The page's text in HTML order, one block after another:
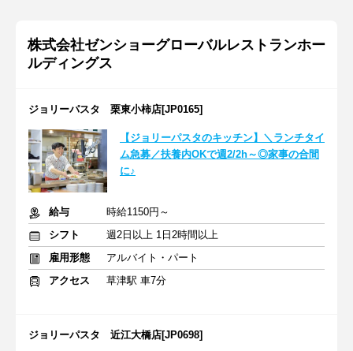
株式会社ゼンショーグローバルレストランホー
ルディングス
ジョリーパスタ 栗東小柿店[JP0165]
【ジョリーパスタのキッチン】＼ランチタイ
ム急募／扶養内OKで週2/2h～◎家事の合間
に♪
給与
時給1150円～
シフト
週2日以上 1日2時間以上
雇用形態
アルバイト・パート
アクセス
草津駅 車7分
ジョリーパスタ 近江大橋店[JP0698]